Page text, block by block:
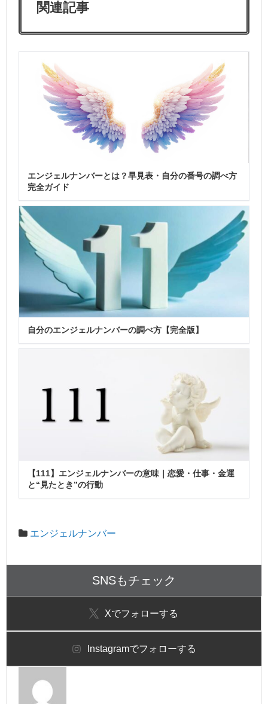
関連記事
エンジェルナンバーとは？早見表・自分の番号の調べ方
完全ガイド
自分のエンジェルナンバーの調べ方【完全版】
【111】エンジェルナンバーの意味｜恋愛・仕事・金運
と“見たとき”の行動
エンジェルナンバー
SNSもチェック
Xでフォローする
Instagramでフォローする